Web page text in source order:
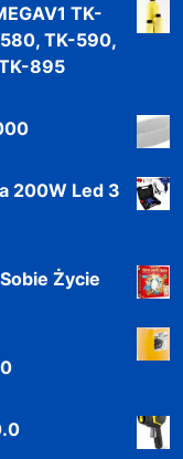
TK-
TK-590,
895
200W Led 3
Życie